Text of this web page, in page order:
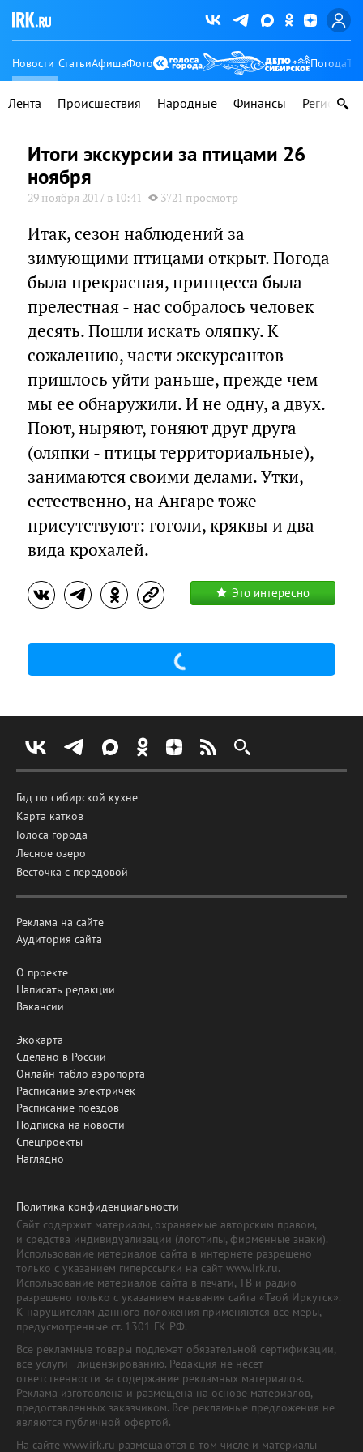
Новости СтатьиАфишаФото Погода
Лента Происшествия Народные Финансы Регионы
Итоги экскурсии за птицами 26
ноября
29 ноября 2017 в 10:41 3721 просмотр
Итак, сезон наблюдений за
зимующими птицами открыт. Погода
была прекрасная, принцесса была
прелестная - нас собралось человек
десять. Пошли искать оляпку. К
сожалению, части экскурсантов
пришлось уйти раньше, прежде чем
мы ее обнаружили. И не одну, а двух.
Поют, ныряют, гоняют друг друга
(оляпки - птицы территориальные),
занимаются своими делами. Утки,
естественно, на Ангаре тоже
присутствуют: гоголи, кряквы и два
вида крохалей.
Это интересно
Гид по сибирской кухне
Карта катков
Голоса города
Лесное озеро
Весточка с передовой
Реклама на сайте
Аудитория сайта
О проекте
Написать редакции
Вакансии
Экокарта
Сделано в России
Онлайн-табло аэропорта
Расписание электричек
Расписание поездов
Подписка на новости
Спецпроекты
Наглядно
Политика конфиденциальности
Сайт содержит материалы, охраняемые авторским правом,
и средства индивидуализации (логотипы, фирменные знаки).
Использование материалов сайта в интернете разрешено
только с указанием гиперссылки на сайт www.irk.ru.
Использование материалов сайта в печати, ТВ и радио
разрешено только с указанием названия сайта «Твой Иркутск».
К нарушителям данного положения применяются все меры,
предусмотренные ст. 1301 ГК РФ.
Все рекламные товары подлежат обязательной сертификации,
все услуги - лицензированию. Редакция не несет
ответственности за содержание рекламных материалов.
Реклама изготовлена и размещена на основе материалов,
предоставленных заказчиком. Все рекламные предложения не
являются публичной офертой.
На сайте www.irk.ru размещаются в том числе и материалы